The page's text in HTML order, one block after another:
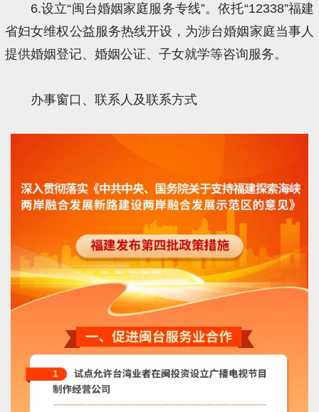
6.设立“闽台婚姻家庭服务专线”。依托“12338”福建
省妇女维权公益服务热线开设，为涉台婚姻家庭当事人
提供婚姻登记、婚姻公证、子女就学等咨询服务。
办事窗口、联系人及联系方式